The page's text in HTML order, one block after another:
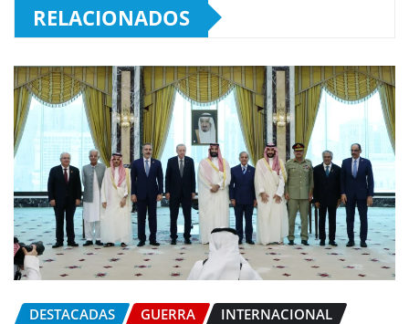
RELACIONADOS
DESTACADAS GUERRA
INTERNACIONAL